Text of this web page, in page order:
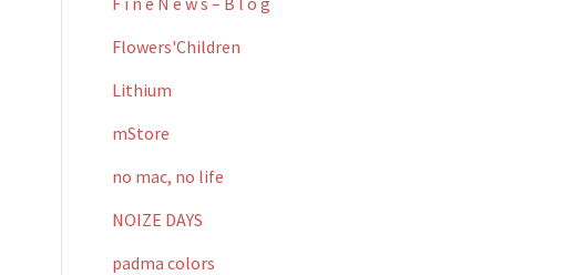
Flowers'Children
Lithium
mStore
no mac, no life
NOIZE DAYS
padma colors